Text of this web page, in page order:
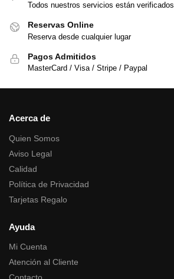
Todos nuestros servicios están verificados
Reservas Online
Reserva desde cualquier lugar
Pagos Admitidos
MasterCard / Visa / Stripe / Paypal
Acerca de
Quien Somos
Aviso Legal
Calidad
Política de Privacidad
Tarjetas Regalo
Ayuda
Mi Cuenta
Atención al Cliente